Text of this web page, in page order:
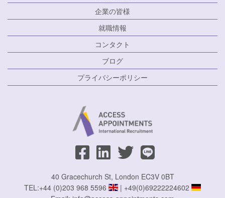
企業の皆様
就職情報
コンタクト
ブログ
プライバシーポリシー
40 Gracechurch St, London EC3V 0BT
TEL:+44 (0)203 968 5596 | +49(0)69222224602